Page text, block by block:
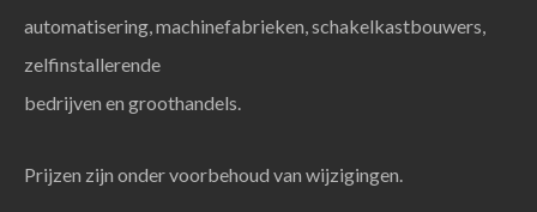
automatisering, machinefabrieken, schakelkastbouwers,
zelfinstallerende
bedrijven en groothandels.
Prijzen zijn onder voorbehoud van wijzigingen.